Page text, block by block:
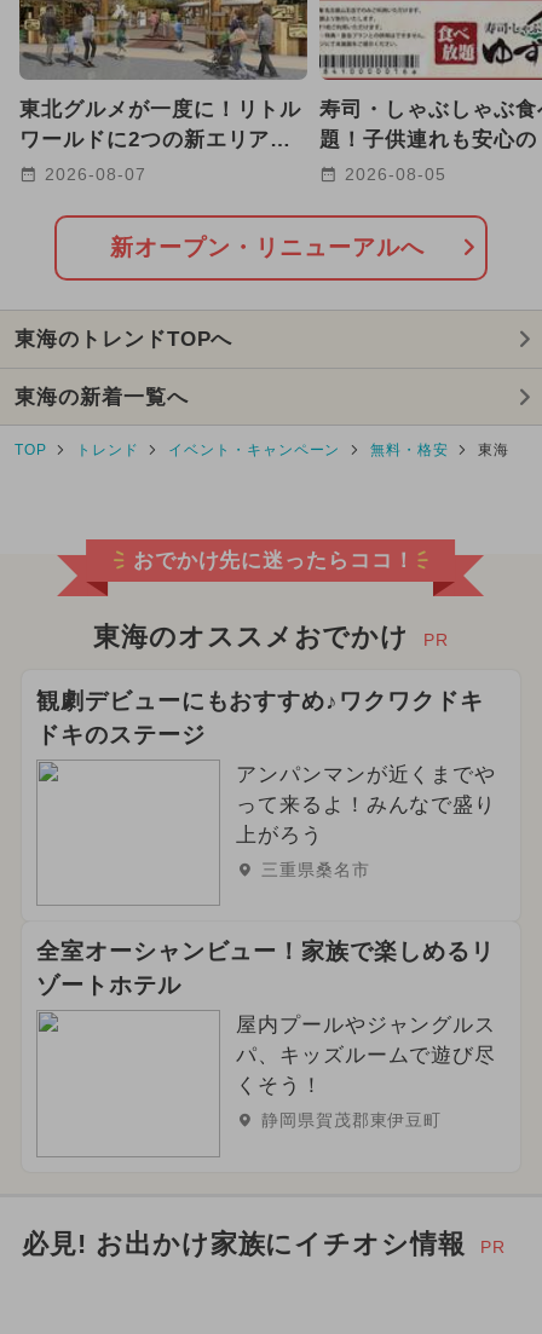
2024年12月のイベント
2025年10月のイベント
2026年8月のイベント
2024年7月のイベント
2026年7月のイベント
2024年11月のイベント
2025年9月のイベント
2025年5月のイベント
2025年4月のイベント
2026年3月のイベント
2024年3月のイベント
2025年1月のイベント
2025年7月のイベント
2024年8月のイベント
2026年5月のイベント
2026年4月のイベント クリスマス
グルメフェス
2024年5月のイベント
東北グルメが一度に！リトル
ワールドに2つの新エリア誕
生 弓矢や宝石探しも！
2026-08-07
寿司・しゃぶしゃぶ食
題！子供連れも安心の
庵 名古屋山王店」が
2026-08-05
新オープン・リニューアルへ
東海のトレンドTOPへ
東海の新着一覧へ
TOP トレンド イベント・キャンペーン 無料・格安 東海
おでかけ先に迷ったらココ！
東海のオススメおでかけ PR
観劇デビューにもおすすめ♪ワクワクドキ
ドキのステージ
アンパンマンが近くまでや
って来るよ！みんなで盛り
上がろう
三重県桑名市
全室オーシャンビュー！家族で楽しめるリ
ゾートホテル
屋内プールやジャングルス
パ、キッズルームで遊び尽
くそう！
静岡県賀茂郡東伊豆町
必見! お出かけ家族にイチオシ情報 PR